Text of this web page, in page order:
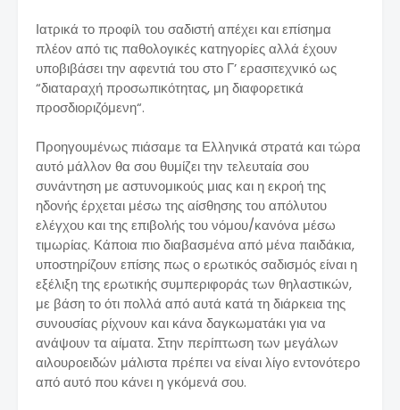
Ιατρικά το προφίλ του σαδιστή απέχει και επίσημα
πλέον από τις παθολογικές κατηγορίες αλλά έχουν
υποβιβάσει την αφεντιά του στο Γ’ ερασιτεχνικό ως
“διαταραχή προσωπικότητας, μη διαφορετικά
προσδιοριζόμενη“.
Προηγουμένως πιάσαμε τα Ελληνικά στρατά και τώρα
αυτό μάλλον θα σου θυμίζει την τελευταία σου
συνάντηση με αστυνομικούς μιας και η εκροή της
ηδονής έρχεται μέσω της αίσθησης του απόλυτου
ελέγχου και της επιβολής του νόμου/κανόνα μέσω
τιμωρίας. Κάποια πιο διαβασμένα από μένα παιδάκια,
υποστηρίζουν επίσης πως ο ερωτικός σαδισμός είναι η
εξέλιξη της ερωτικής συμπεριφοράς των θηλαστικών,
με βάση το ότι πολλά από αυτά κατά τη διάρκεια της
συνουσίας ρίχνουν και κάνα δαγκωματάκι για να
ανάψουν τα αίματα. Στην περίπτωση των μεγάλων
αιλουροειδών μάλιστα πρέπει να είναι λίγο εντονότερο
από αυτό που κάνει η γκόμενά σου.